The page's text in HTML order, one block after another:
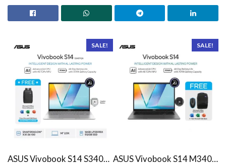
SALE!
ASUS Vivobook S14 S3407QA – IPSP151M – Matte Gray
SALE!
ASUS Vivobook S14 M3407HA Ryzen 7 260 1TB SSD 16GB WUXGA IPS Win11+OHS